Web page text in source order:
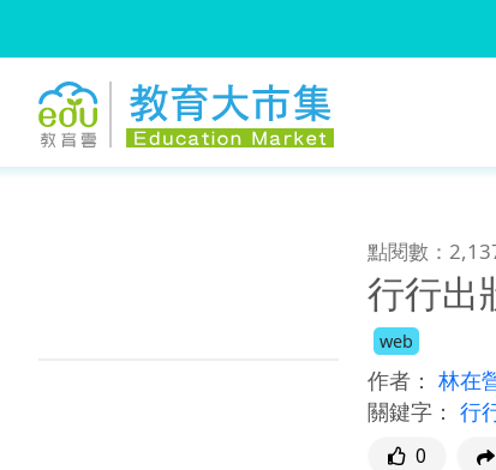
點閱數：
行行出
web
作者： 林在
關鍵字： 行
0